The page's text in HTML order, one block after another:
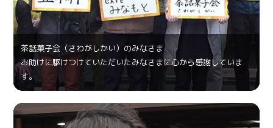
茶話菓⼦会（さわがしかい）のみなさま
お助けに駆けつけていただいたみなさまに心から感謝していま
す。